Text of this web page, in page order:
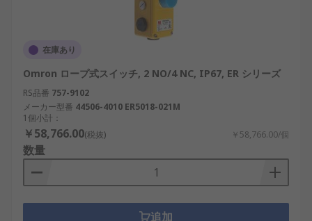
あり、ロープ式非常停止スイッチとも呼ばれます。
コンベアなどに沿ってロープを設置し、ロープを引
っ張ることで機械設備を停止させます。このロープ
は適切な張りを持ち、切れたり緩んだりしてもスイ
ッチが作動し機械が停止するようになっています。
ローププルスイッチは、一台で広い範囲をカバーで
きるため、コンベヤなどの長距離輸送ラインで一般
的に使用されます。RSでは、ABB、オムロン、ロー
ププルスイッチなど、有名メーカーのローププルス
イッチ・非常停止スイッチを豊富に取り揃えていま
す。
在庫あり
Omron ロープ式スイッチ, 2 NO/4 NC, IP67, ER シリーズ
RS品番 757-9102
メーカー型番 44506-4010 ER5018-021M
1個小計：
￥58,766.00(税抜) ￥58,766.00/個
数量
追加